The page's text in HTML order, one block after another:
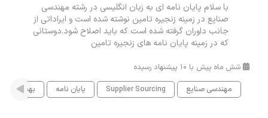
با سلام پایان نامه ای به زبان انگلیسی در رشته مهندسی
صنایع در زمینه زنجیره تامین نوشته شده است و ایراداتی از
جانب داوران گرفته شده است که باید اصلاح شود.دوستانی
که در زمینه پایان نامه های زنجیره تامین
شش ماه پیش با 10 پیشنهاد رسیده
مهندسی صنایع
Supplier Sourcing پایان نامه بهینه‌سازی